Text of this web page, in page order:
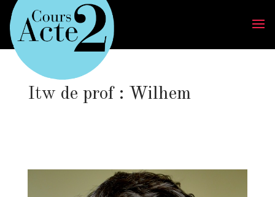
Itw de prof : Wilhem